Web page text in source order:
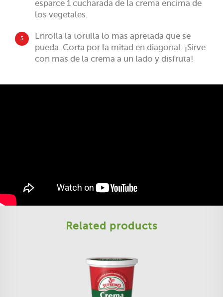
esparce 1 cucharada de la crema encima de
los vegetales.
5
Enrolla la tortilla lo mas apretada que se
pueda. Corta por la mitad en diagonal. ¡Sirve
con mas de la crema a un lado y disfruta!
Related products